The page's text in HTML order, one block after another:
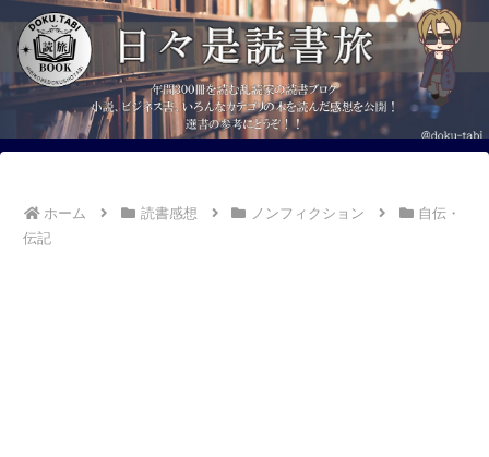
ホーム 読書感想 ノンフィクション
自伝・
伝記